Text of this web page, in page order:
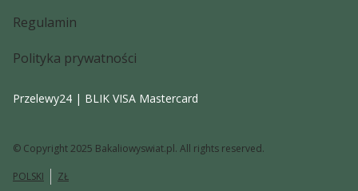
Regulamin
Polityka prywatności
Przelewy24 | BLIK VISA Mastercard
© Copyright 2025 Bakaliowyswiat.pl. All rights reserved.
POLSKI ZŁ